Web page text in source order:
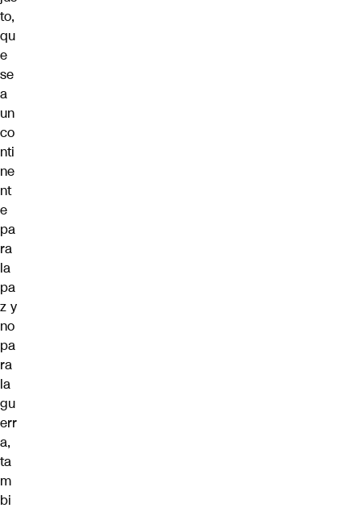
to,
qu
e
se
a
un
co
nti
ne
nt
e
pa
ra
la
pa
z y
no
pa
ra
la
gu
err
a,
ta
m
bi